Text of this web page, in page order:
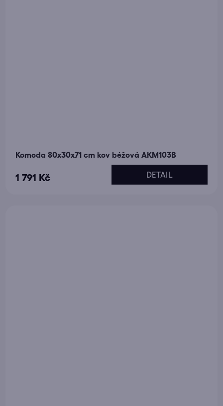
Komoda 80x30x71 cm kov béžová AKM103B
1 791 Kč DETAIL